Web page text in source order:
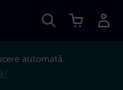
automată.